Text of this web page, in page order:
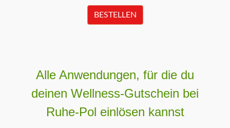
BESTELLEN
Alle Anwendungen, für die du
deinen Wellness-Gutschein bei
Ruhe-Pol einlösen kannst